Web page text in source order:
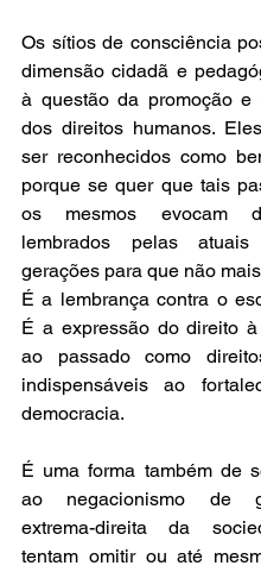
Os sítios de consciência
dimensão cidadã e
à questão da promoção e
dos direitos humanos.
ser reconhecidos como
porque se quer que tais
os mesmos evocam
lembrados pelas
gerações para que não
É a lembrança contra o
É a expressão do direito
ao passado como
indispensáveis ao
democracia.
É uma forma também de
ao negacionismo de
extrema-direita da
tentam omitir ou até